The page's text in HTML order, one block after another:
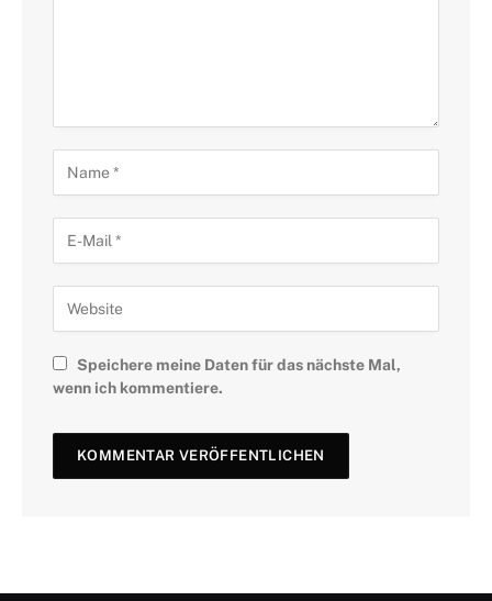
Speichere meine Daten für das nächste Mal,
wenn ich kommentiere.